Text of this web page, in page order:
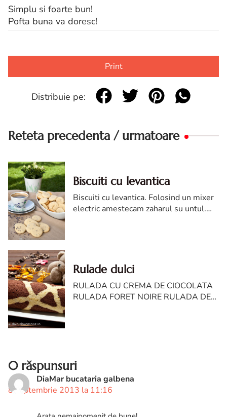
Simplu si foarte bun!
Pofta buna va doresc!
Print
Distribuie pe:
Reteta precedenta / urmatoare
Biscuiti cu levantica
Biscuiti cu levantica. Folosind un mixer
electric amestecam zaharul su untul.
Rulade dulci
RULADA CU CREMA DE CIOCOLATA
RULADA FORET NOIRE RULADA DE
0 răspunsuri
DiaMar bucataria galbena
8 septembrie 2013 la 11:16